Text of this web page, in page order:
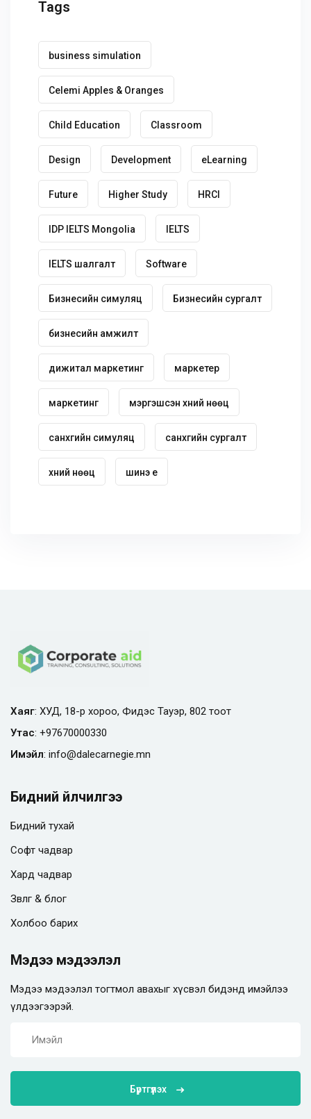
Tags
business simulation
Celemi Apples & Oranges
Child Education Classroom
Design Development eLearning
Future Higher Study HRCI
IDP IELTS Mongolia IELTS
IELTS шалгалт Software
Бизнесийн симуляц Бизнесийн сургалт
бизнесийн амжилт
дижитал маркетинг маркетер
маркетинг мэргэшсэн хүний нөөц
санхүүгийн симуляц санхүүгийн сургалт
хүний нөөц шинэ үе
Хаяг: ХУД, 18-р хороо, Фидэс Тауэр, 802 тоот
Утас: +97670000330
Имэйл: info@dalecarnegie.mn
Бидний үйлчилгээ
Бидний тухай
Софт чадвар
Хард чадвар
Зөвлөгөө & блог
Холбоо барих
Мэдээ мэдээлэл
Мэдээ мэдээлэл тогтмол авахыг хүсвэл бидэнд имэйлээ
үлдээгээрэй.
Бүртгүүлэх